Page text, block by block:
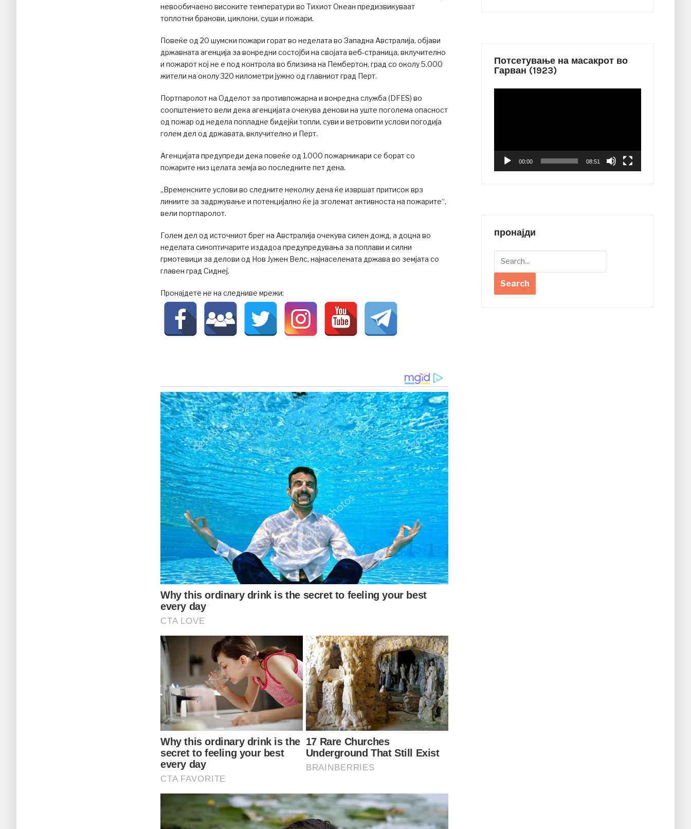
невообичаено високите температури во Тихиот Океан предизвикуваат
топлотни бранови, циклони, суши и пожари.
Повеќе од 20 шумски пожари горат во неделата во Западна Австралија, објави
државната агенција за вонредни состојби на својата веб-страница, вклучително
и пожарот кој не е под контрола во близина на Пембертон, град со околу 5.000
жители на околу 320 километри јужно од главниот град Перт.
Портпаролот на Одделот за противпожарна и вонредна служба (DFES) во
соопштението вели дека агенцијата очекува денови на уште поголема опасност
од пожар од недела попладне бидејќи топли, суви и ветровити услови погодија
голем дел од државата, вклучително и Перт.
Агенцијата предупреди дека повеќе од 1.000 пожарникари се борат со
пожарите низ целата земја во последните пет дена.
„Временските услови во следните неколку дена ќе извршат притисок врз
линиите за задржување и потенцијално ќе ја зголемат активноста на пожарите“,
вели портпаролот.
Голем дел од источниот брег на Австралија очекува силен дожд, а доцна во
неделата синоптичарите издадоа предупредувања за поплави и силни
грмотевици за делови од Нов Јужен Велс, најнаселената држава во земјата со
главен град Сиднеј.
Пронајдете не на следниве мрежи:
Потсетување на масакрот во
Гарван (1923)
00:00 08:51
пронајди